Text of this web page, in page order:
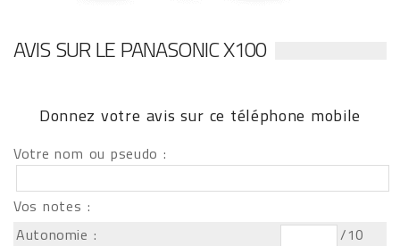
AVIS SUR LE PANASONIC X100
Donnez votre avis sur ce téléphone mobile
Votre nom ou pseudo :
Vos notes :
Autonomie :
/10